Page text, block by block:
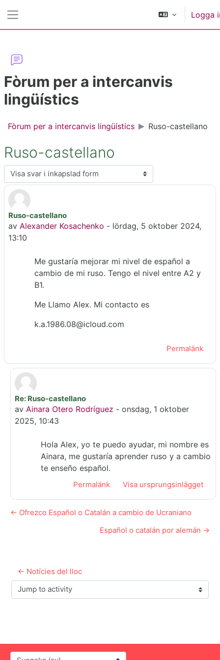
Logga
Fòrum per a intercanvis
lingüístics
Fòrum per a intercanvis lingüístics Ruso-castellano
Ruso-castellano
Visningsläge
Ruso-castellano
av Alexander Kosachenko - lördag, 5 oktober 2024,
13:10
Antal svar: 1
Me gustaría mejorar mi nivel de español a
cambio de mi ruso. Tengo el nivel entre A2 y
B1.
Me Llamo Alex. Mi contacto es
k.a.1986.08@icloud.com
Permalänk
Som svar till Alexander Kosachenko
Re: Ruso-castellano
av Ainara Otero Rodríguez - onsdag, 1 oktober
2025, 10:43
Hola Alex, yo te puedo ayudar, mi nombre es
Ainara, me gustaría aprender ruso y a cambio
te enseño español.
Permalänk Visa ursprungsinlägget
← Ofrezco Español o Catalán a cambio de Ucraniano
Español o catalán por alemán →
← Notícies del lloc
Jump to activity